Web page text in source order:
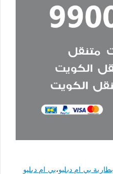
بطارية بي ام دبليو،بي ام دبليو